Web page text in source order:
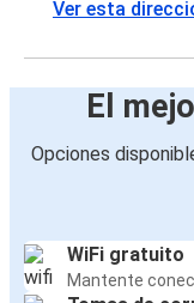
Ver esta
El
Opciones
WiFi gratuito
Mantente